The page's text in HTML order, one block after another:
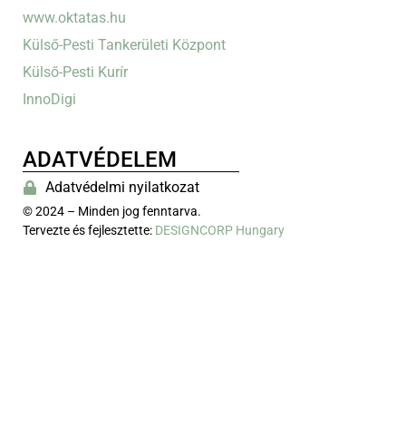
www.oktatas.hu
Külső-Pesti Tankerületi Központ
Külső-Pesti Kurír
InnoDigi
ADATVÉDELEM
Adatvédelmi nyilatkozat
© 2024 – Minden jog fenntarva.
Tervezte és fejlesztette: DESIGNCORP Hungary